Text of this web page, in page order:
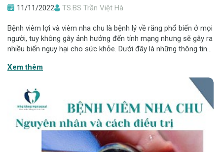
11/11/2022
TS.BS Trần Việt Hà
Bệnh viêm lợi và viêm nha chu là bệnh lý về răng phổ biến ở mọi
người, tuy không gây ảnh hưởng đến tính mạng nhưng sẽ gây ra
nhiều biến nguy hại cho sức khỏe. Dưới đây là những thông tin
gì? Bệnh vi
Xem thêm